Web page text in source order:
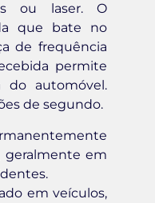
ou laser. O
que bate no
de frequência
permite
do automóvel.
de segundo.
geralmente em
em veículos,